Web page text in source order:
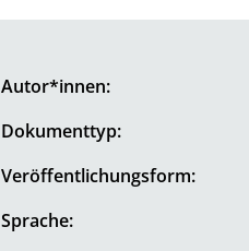
Autor*innen:
Dokumenttyp:
Veröffentlichungsform:
Sprache: